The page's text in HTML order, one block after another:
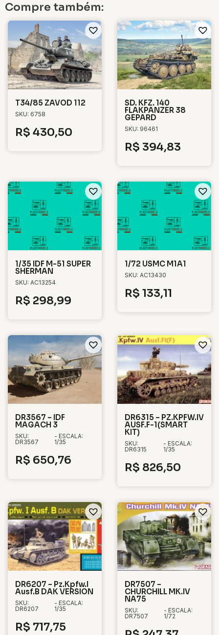
Compre também:
T34/85 ZAVOD 112
SKU: 6758
R$ 430,50
SD. KFZ. 140
FLAKPANZER 38
GEPARD
SKU: 96461
R$ 394,83
1/35 IDF M-51 SUPER
SHERMAN
SKU: AC13254
R$ 298,99
1/72 USMC M1A1
SKU: AC13430
R$ 133,11
DR3567 – IDF
MAGACH 3
SKU:
DR3567
- ESCALA:
1/35
R$ 650,76
DR6315 – PZ.KPFW.IV
AUSF.F-1(SMART
KIT)
SKU:
DR6315
- ESCALA:
1/35
R$ 826,50
DR6207 – Pz.Kpfw.I
Ausf.B DAK VERSION
SKU:
DR6207
- ESCALA:
1/35
R$ 717,75
DR7507 –
CHURCHILL MK.IV
NA75
SKU:
DR7507
- ESCALA:
1/72